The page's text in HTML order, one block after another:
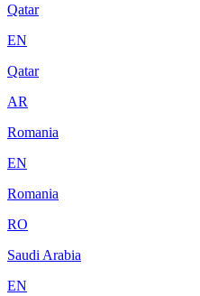
Qatar
EN
Qatar
AR
Romania
EN
Romania
RO
Saudi Arabia
EN